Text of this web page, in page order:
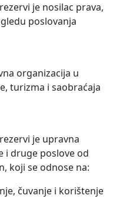
je nosilac prava,
poslovanja
organizacija u
turizma i saobraćaja
je upravna
i druge poslove od
koji se odnose na:
čuvanje i korištenje